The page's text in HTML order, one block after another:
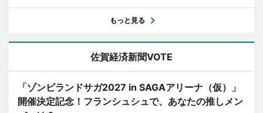
もっと見る
佐賀経済新聞VOTE
「ゾンビランドサガ2027 in SAGAアリーナ（仮）」
開催決定記念！フランシュシュで、あなたの推しメン